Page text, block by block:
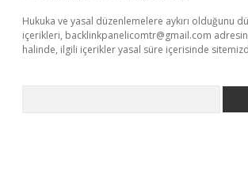
Hukuka ve yasal düzenlemelere aykırı olduğunu
içerikleri, backlinkpanelicomtr@gmail.com
halinde, ilgili içerikler yasal süre içerisinde